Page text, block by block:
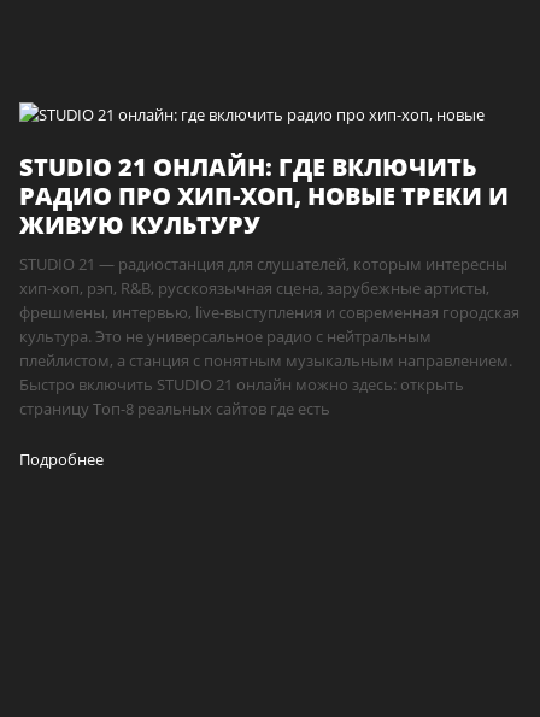
STUDIO 21 ОНЛАЙН: ГДЕ ВКЛЮЧИТЬ
РАДИО ПРО ХИП-ХОП, НОВЫЕ ТРЕКИ И
ЖИВУЮ КУЛЬТУРУ
STUDIO 21 — радиостанция для слушателей, которым интересны
хип-хоп, рэп, R&B, русскоязычная сцена, зарубежные артисты,
фрешмены, интервью, live-выступления и современная городская
культура. Это не универсальное радио с нейтральным
плейлистом, а станция с понятным музыкальным направлением.
Быстро включить STUDIO 21 онлайн можно здесь: открыть
страницу Топ-8 реальных сайтов где есть
Подробнее